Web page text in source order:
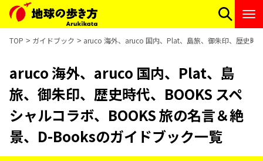
TOP ガイドブック aruco 海外、aruco 国内、Plat、島旅、御朱印、歴史時
aruco 海外、aruco 国内、Plat、島
旅、御朱印、歴史時代、BOOKS スペ
シャルコラボ、BOOKS 旅の名言＆絶
景、D-Booksのガイドブック一覧